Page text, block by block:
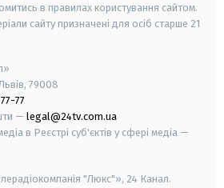
в правилах користування сайтом.
сайту призначені для осіб старше 21
79008
77
— legal@24tv.com.ua
в Реєстрі суб'єктів у сфері медіа —
"Люкс"», 24 Канал.